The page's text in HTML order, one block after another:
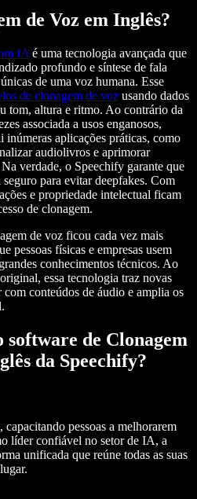
de Voz em Inglês?
IA é uma tecnologia avançada que
profundo e síntese de fala
de uma voz humana. Esse
de clonagem de voz usando dados
tom, altura e ritmo. Ao contrário da
associada a usos enganosos,
inúmeras aplicações práticas, como
audiolivros e aprimorar
verdade, o Speechify garante que
para evitar deepfakes. Com
e propriedade intelectual ficam
de clonagem.
de voz ficou cada vez mais
pessoas físicas e empresas usem
conhecimentos técnicos. Ao
essa tecnologia traz novas
conteúdos de áudio e amplia os
software de Clonagem
da Speechify?
pessoas a melhorarem
líder confiável no setor de IA, a
unificada que reúne todas as suas